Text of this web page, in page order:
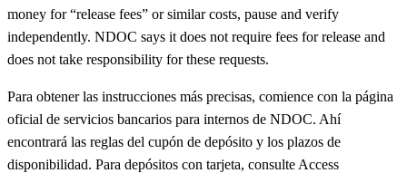
money for “release fees” or similar costs, pause and verify
independently. NDOC says it does not require fees for release and
does not take responsibility for these requests.
Para obtener las instrucciones más precisas, comience con la página
oficial de servicios bancarios para internos de NDOC. Ahí
encontrará las reglas del cupón de depósito y los plazos de
disponibilidad. Para depósitos con tarjeta, consulte Access